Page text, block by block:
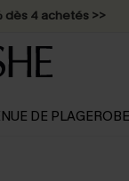
dès 4 achetés >>
DE PLAGEROBE